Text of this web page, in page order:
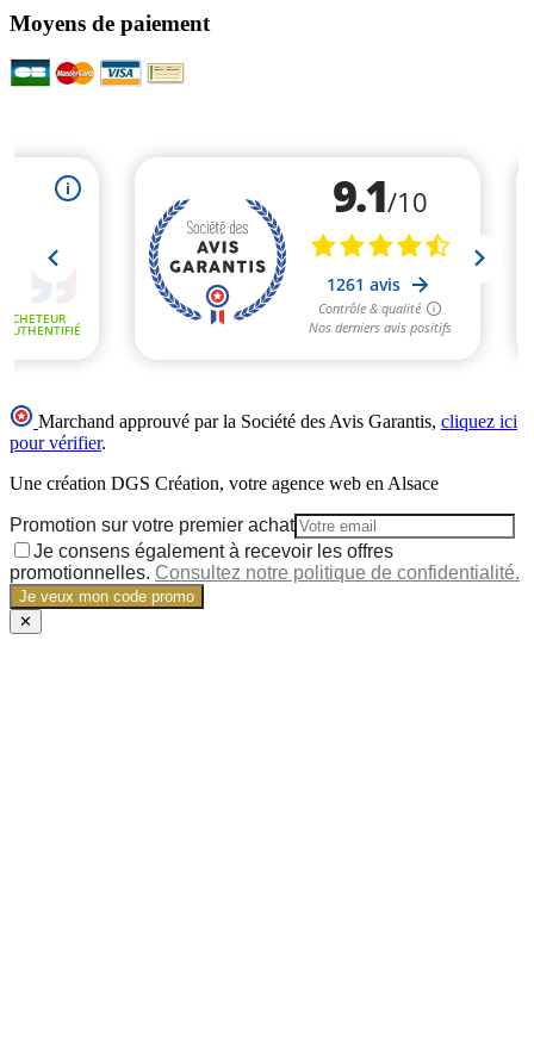
Moyens de paiement
Marchand approuvé par la Société des Avis Garantis, cliquez ici
pour vérifier.
Une création DGS Création, votre agence web en Alsace
Promotion sur votre premier achat
Je consens également à recevoir les offres
promotionnelles. Consultez notre politique de confidentialité.
Je veux mon code promo
✕